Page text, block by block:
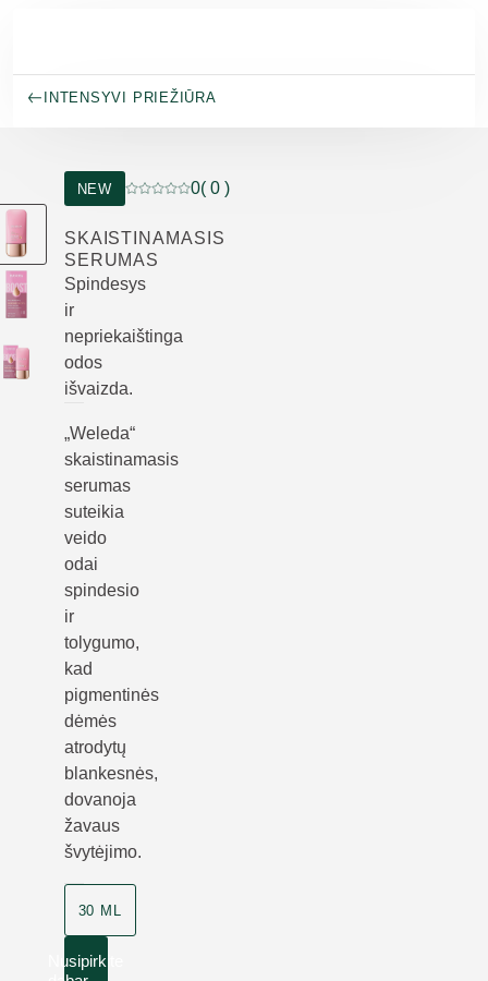
INTENSYVI PRIEŽIŪRA
NEW
Dabartinis įvertinimas: 0 iš 5 žvaigždučių
0( 0 )
SKAISTINAMASIS
SERUMAS
Spindesys
ir
nepriekaištinga
odos
išvaizda.
„Weleda“
skaistinamasis
serumas
suteikia
veido
odai
spindesio
ir
tolygumo,
kad
pigmentinės
dėmės
atrodytų
blankesnės,
dovanoja
žavaus
švytėjimo.
30 ML
Nusipirkite